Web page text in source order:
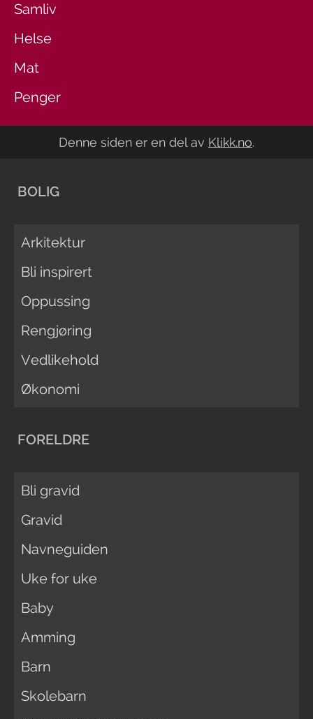
Samliv
Helse
Mat
Penger
Denne siden er en del av Klikk.no.
BOLIG
Arkitektur
Bli inspirert
Oppussing
Rengjøring
Vedlikehold
Økonomi
FORELDRE
Bli gravid
Gravid
Navneguiden
Uke for uke
Baby
Amming
Barn
Skolebarn